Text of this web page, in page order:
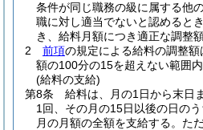
条件が同じ職務の級に属する他
職に対し適当でないと認めると
き、給料月額につき適正な調整
2
前項の規定による給料の調整
額の100分の15を超えない範囲内
(給料の支給)
第8条
給料は、月の1日から末日
1回、その月の15日以後の日の
月の月額の全額を支給する。 た